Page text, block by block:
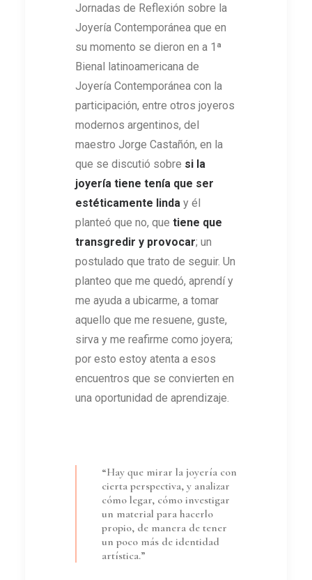
Jornadas de Reflexión sobre la
Joyería Contemporánea que en
su momento se dieron en a 1ª
Bienal latinoamericana de
Joyería Contemporánea con la
participación, entre otros joyeros
modernos argentinos, del
maestro Jorge Castañón, en la
que se discutió sobre si la
joyería tiene tenía que ser
estéticamente linda y él
planteó que no, que tiene que
transgredir y provocar; un
postulado que trato de seguir. Un
planteo que me quedó, aprendí y
me ayuda a ubicarme, a tomar
aquello que me resuene, guste,
sirva y me reafirme como joyera;
por esto estoy atenta a esos
encuentros que se convierten en
una oportunidad de aprendizaje.
“Hay que mirar la joyería con
cierta perspectiva, y analizar
cómo legar, cómo investigar
un material para hacerlo
propio, de manera de tener
un poco más de identidad
artística.”